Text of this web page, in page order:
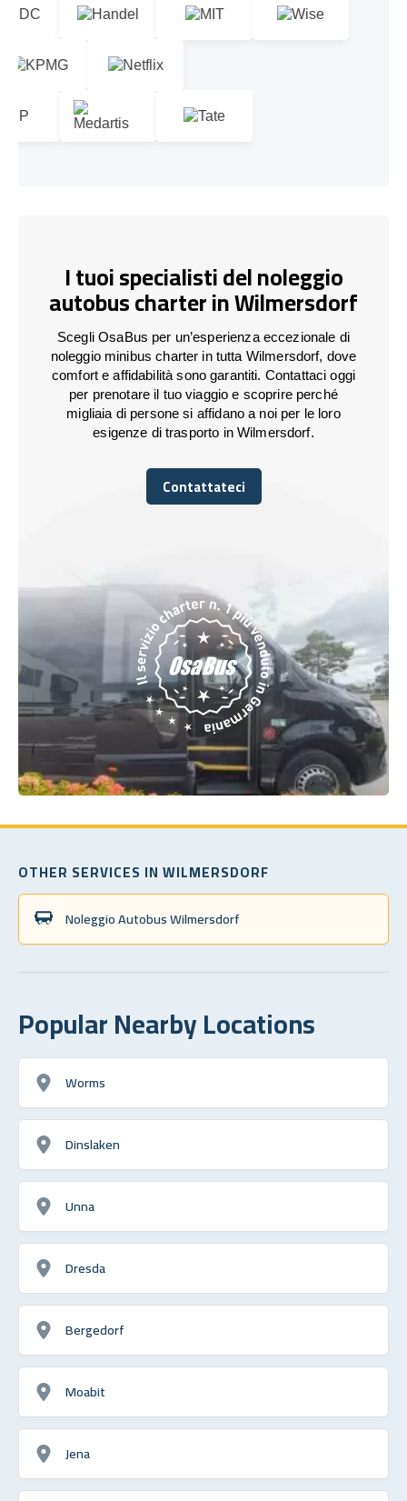
I tuoi specialisti del noleggio
autobus charter in Wilmersdorf
Scegli OsaBus per un’esperienza eccezionale di
noleggio minibus charter in tutta Wilmersdorf, dove
comfort e affidabilità sono garantiti. Contattaci oggi
per prenotare il tuo viaggio e scoprire perché
migliaia di persone si affidano a noi per le loro
esigenze di trasporto in Wilmersdorf.
Contattateci
Contattateci
OTHER SERVICES IN WILMERSDORF
Noleggio Autobus Wilmersdorf
Popular Nearby Locations
Worms
Dinslaken
Unna
Dresda
Bergedorf
Moabit
Jena